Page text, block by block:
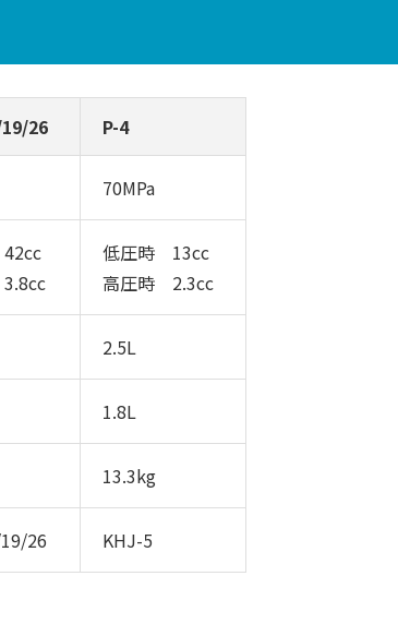
26 P-4
70MPa
低圧時 13cc
高圧時 2.3cc
2.5L
1.8L
13.3kg
26 KHJ-5